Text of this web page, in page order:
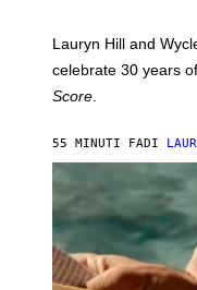
M
C
H
A
P
O
G
R
A
P
H
Lauryn Hill and
celebrate 30 years
Score.
55 MINUTI FADI